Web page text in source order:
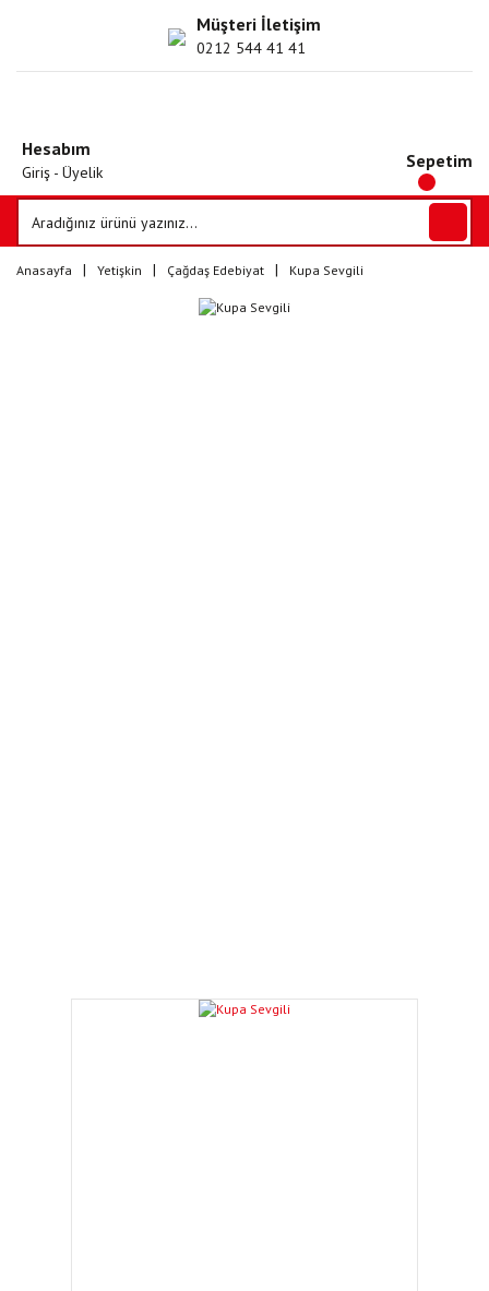
Müşteri İletişim
0212 544 41 41
Hesabım
Giriş - Üyelik
Sepetim
Anasayfa Yetişkin Çağdaş Edebiyat Kupa Sevgili